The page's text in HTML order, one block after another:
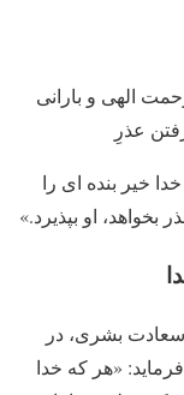
الهی و بارانی
عذرِ
خیر بنده ای را
بخواهد، او بپذیرد.»
سعادت بشری، در
«هر که خدا